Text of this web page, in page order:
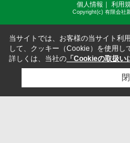
個人情報 利用
Copyright(c) 有限会社
当サイトでは、お客様の当サイト利
して、クッキー（Cookie）を使用し
詳しくは、当社の 「Cookieの取扱い